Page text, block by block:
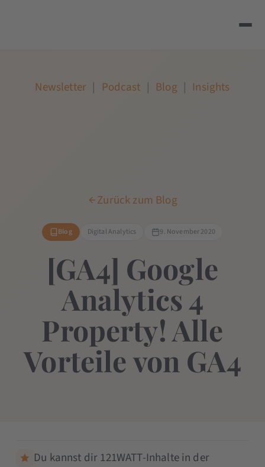
Newsletter | Podcast | Blog | Insights
Zurück zum Blog
Blog Digital Analytics 9. November 2020
[GA4] Google
Analytics 4
Property! Alle
Vorteile von GA4
Du kannst dir 121WATT-Inhalte in der